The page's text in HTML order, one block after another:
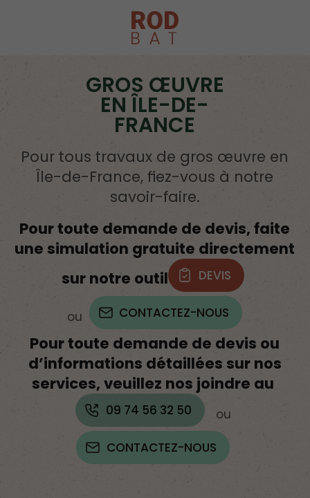
GROS ŒUVRE
EN ÎLE-DE-
FRANCE
Pour tous travaux de gros œuvre en
Île-de-France, fiez-vous à notre
savoir-faire.
Pour toute demande de devis, faite
une simulation gratuite directement
sur notre outil
DEVIS
ou CONTACTEZ-NOUS
Pour toute demande de devis ou
d’informations détaillées sur nos
services, veuillez nos joindre au
09 74 56 32 50
ou
CONTACTEZ-NOUS